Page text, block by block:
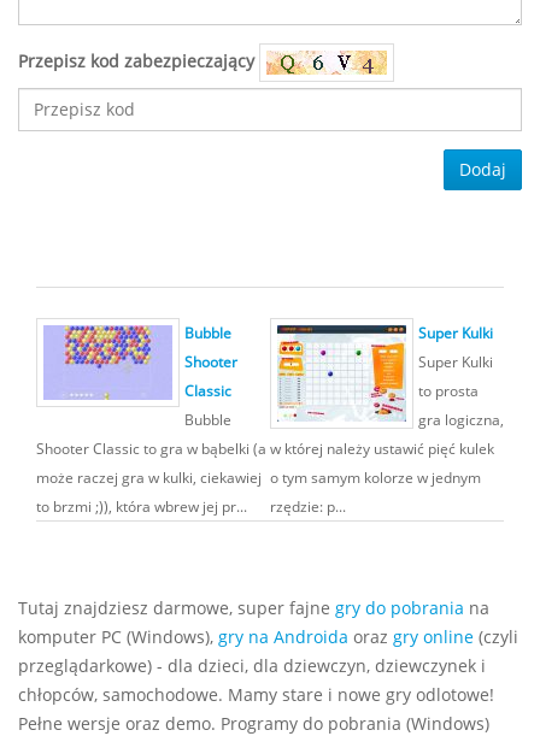
Przepisz kod zabezpieczający
Dodaj
Bubble
Shooter
Classic
Bubble
Shooter Classic to gra w bąbelki (a
może raczej gra w kulki, ciekawiej
to brzmi ;)), która wbrew jej pr...
Super Kulki
Super Kulki
to prosta
gra logiczna,
w której należy ustawić pięć kulek
o tym samym kolorze w jednym
rzędzie: p...
Tutaj znajdziesz darmowe, super fajne gry do pobrania na
komputer PC (Windows), gry na Androida oraz gry online (czyli
przeglądarkowe) - dla dzieci, dla dziewczyn, dziewczynek i
chłopców, samochodowe. Mamy stare i nowe gry odlotowe!
Pełne wersje oraz demo. Programy do pobrania (Windows)